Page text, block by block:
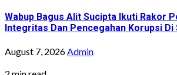
Wabup Bagus Alit Sucipta Ikuti Rakor
Integritas Dan Pencegahan Korupsi Di
August 7, 2026Admin